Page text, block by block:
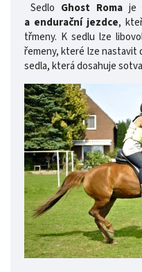
Sedlo Ghost Roma je
a endurační jezdce,
třmeny. K sedlu lze
řemeny, které lze nastavit
sedla, která dosahuje